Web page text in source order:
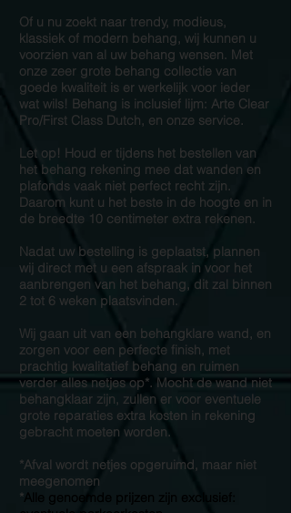
Of u nu zoekt naar trendy, modieus,
klassiek of modern behang, wij kunnen u
voorzien van al uw behang wensen. Met
onze zeer grote behang collectie van
goede kwaliteit is er werkelijk voor ieder
wat wils! Behang is inclusief lijm: Arte Clear
Pro/First Class Dutch, en onze service.
Let op! Houd er tijdens het bestellen van
het behang rekening mee dat wanden en
plafonds vaak niet perfect recht zijn.
Daarom kunt u het beste in de hoogte en in
de breedte 10 centimeter extra rekenen.
Nadat uw bestelling is geplaatst, plannen
wij direct met u een afspraak in voor het
aanbrengen van het behang, dit zal binnen
2 tot 6 weken plaatsvinden.
Wij gaan uit van een behangklare wand, en
zorgen voor een perfecte finish, met
prachtig kwalitatief behang en ruimen
verder alles netjes op*. Mocht de wand niet
behangklaar zijn, zullen er voor eventuele
grote reparaties extra kosten in rekening
gebracht moeten worden.
*Afval wordt netjes opgeruimd, maar niet
meegenomen
* Alle genoemde prijzen zijn exclusief: